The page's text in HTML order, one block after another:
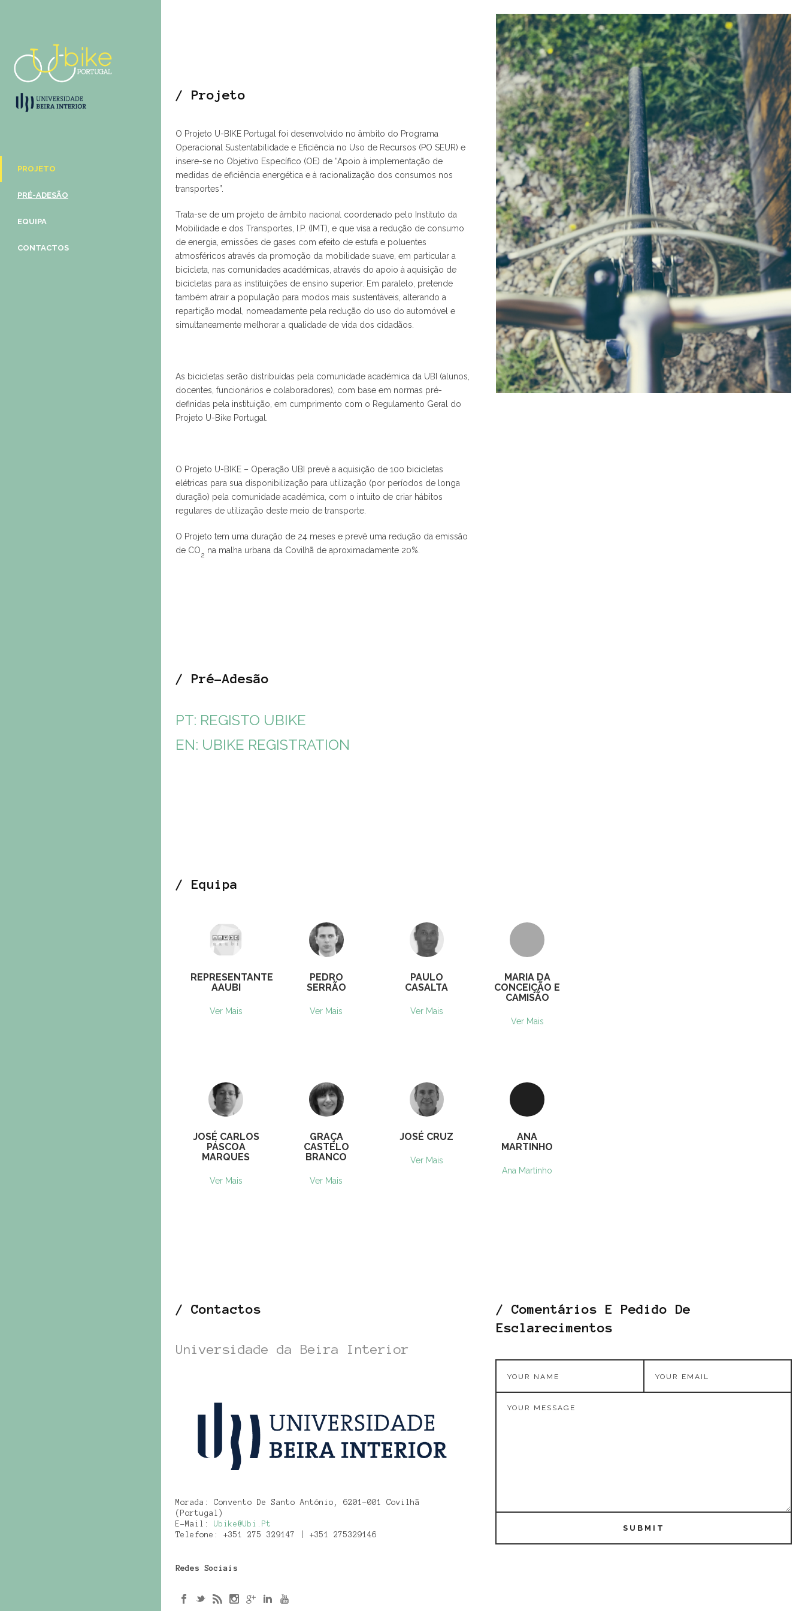
PROJETO
PRÉ-ADESÃO
EQUIPA
CONTACTOS
/ Projeto
O Projeto U-BIKE Portugal foi desenvolvido no âmbito do Programa
Operacional Sustentabilidade e Eficiência no Uso de Recursos (PO SEUR) e
insere-se no Objetivo Específico (OE) de “Apoio à implementação de
medidas de eficiência energética e à racionalização dos consumos nos
transportes”.
Trata-se de um projeto de âmbito nacional coordenado pelo Instituto da
Mobilidade e dos Transportes, I.P. (IMT), e que visa a redução de consumo
de energia, emissões de gases com efeito de estufa e poluentes
atmosféricos através da promoção da mobilidade suave, em particular a
bicicleta, nas comunidades académicas, através do apoio à aquisição de
bicicletas para as instituições de ensino superior. Em paralelo, pretende
também atrair a população para modos mais sustentáveis, alterando a
repartição modal, nomeadamente pela redução do uso do automóvel e
simultaneamente melhorar a qualidade de vida dos cidadãos.
As bicicletas serão distribuídas pela comunidade académica da UBI (alunos,
docentes, funcionários e colaboradores), com base em normas pré-
definidas pela instituição, em cumprimento com o Regulamento Geral do
Projeto U-Bike Portugal.
O Projeto U-BIKE – Operação UBI prevê a aquisição de 100 bicicletas
elétricas para sua disponibilização para utilização (por períodos de longa
duração) pela comunidade académica, com o intuito de criar hábitos
regulares de utilização deste meio de transporte.
O Projeto tem uma duração de 24 meses e prevê uma redução da emissão
de CO2 na malha urbana da Covilhã de aproximadamente 20%.
/ Pré-Adesão
PT: REGISTO UBIKE
EN: UBIKE REGISTRATION
/ Equipa
REPRESENTANTE
AAUBI
Ver Mais
PEDRO
SERRÃO
Ver Mais
PAULO
CASALTA
Ver Mais
MARIA DA
CONCEIÇÃO E
CAMISÃO
Ver Mais
JOSÉ CARLOS
PÁSCOA
MARQUES
Ver Mais
GRAÇA
CASTELO
BRANCO
Ver Mais
JOSÉ CRUZ
Ver Mais
ANA
MARTINHO
Ana Martinho
/ Contactos
Universidade da Beira Interior
Morada: Convento De Santo António, 6201-001 Covilhã
(Portugal)
E-Mail:Ubike@ubi.pt
Telefone: +351 275 329147 | +351 275329146
Redes Sociais
/ Comentários E Pedido De
Esclarecimentos
SUBMIT